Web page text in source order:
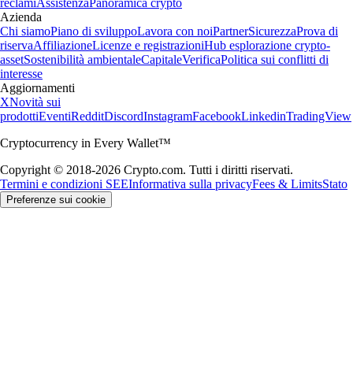
reclamiAssistenza Panoramica crypto
Azienda
Chi siamoPiano di sviluppoLavora con noiPartnerSicurezzaProva di
riservaAffiliazioneLicenze e registrazioniHub esplorazione crypto-
assetSostenibilità ambientaleCapitaleVerificaPolitica sui conflitti di
interesse
Aggiornamenti
XNovità sui
prodottiEventiRedditDiscordInstagramFacebookLinkedinTradingView
Cryptocurrency in Every Wallet™
Copyright © 2018-2026 Crypto.com. Tutti i diritti riservati.
Termini e condizioni SEEInformativa sulla privacyFees & LimitsStato
Preferenze sui cookie